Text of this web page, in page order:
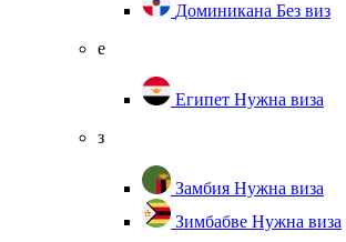
Доминикана Без виз
е
Египет Нужна виза
з
Замбия Нужна виза
Зимбабве Нужна виза